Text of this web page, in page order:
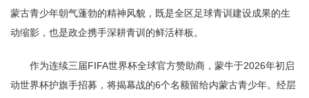
蒙古青少年朝气蓬勃的精神风貌，既是全区足球青训建设成果的生
动缩影，也是政企携手深耕青训的鲜活样板。
作为连续三届FIFA世界杯全球官方赞助商，蒙牛于2026年初启
动世界杯护旗手招募，将揭幕战的6个名额留给内蒙古青少年。经层